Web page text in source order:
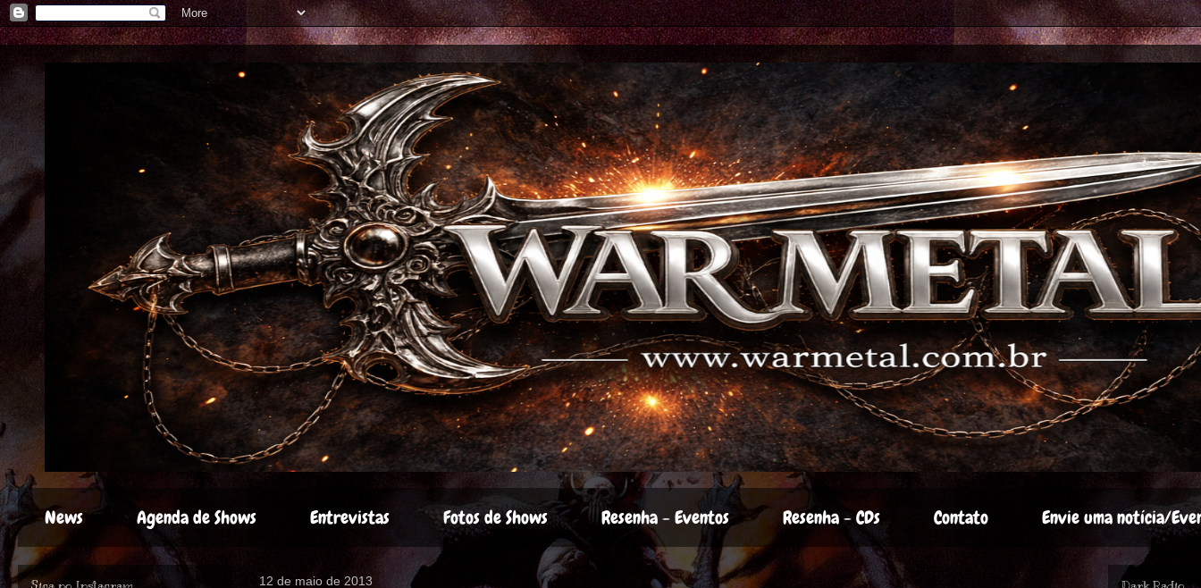
News Agenda de Shows Entrevistas Fotos de Shows Resenha - Eventos Resenha - CDs Contato Envie uma notícia/
12 de maio de 2013